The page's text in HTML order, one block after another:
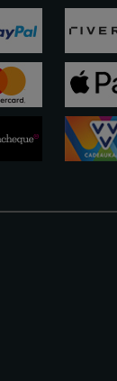
riverty
apple-
pay